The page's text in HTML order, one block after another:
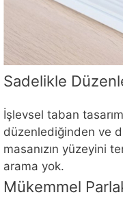
Sadelikle
İşlevsel taban
düzenlediğinden ve
masanızın yüzeyini
arama yok.
Mükemmel